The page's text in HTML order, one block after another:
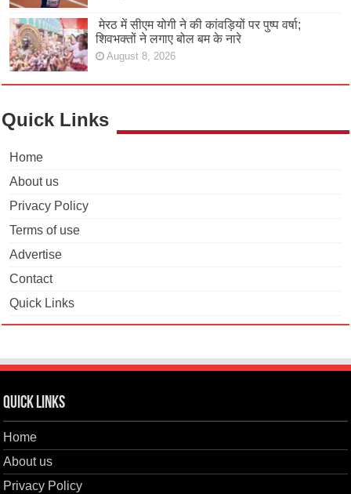
मेरठ में सीएम योगी ने की कांवड़ियों पर पुष्प वर्षा;
शिवभक्तों ने लगाए बोल बम के नारे
August 8, 2026
Quick Links
Home
About us
Privacy Policy
Terms of use
Advertise
Contact
Quick Links
Quick Links
Home
About us
Privacy Policy